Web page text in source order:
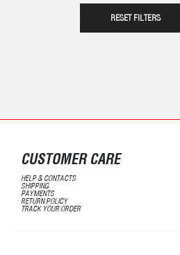
RESET FILTERS
CUSTOMER CARE
HELP & CONTACTS
SHIPPING
PAYMENTS
RETURN POLICY
TRACK YOUR ORDER